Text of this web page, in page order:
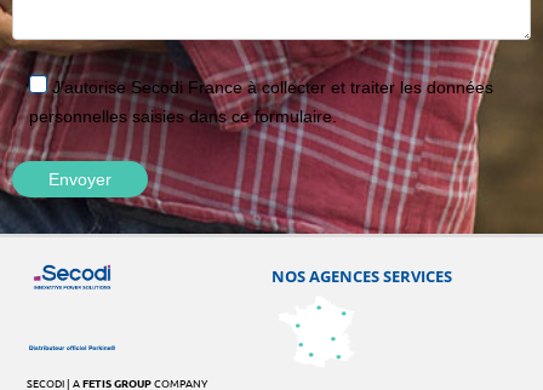
J'autorise Secodi France à collecter et traiter les données
personnelles saisies dans ce formulaire.
SECODI | AFETIS GROUPCOMPANY
NOS AGENCES SERVICES